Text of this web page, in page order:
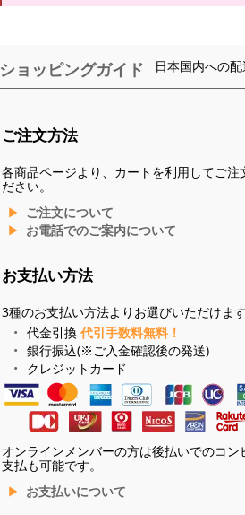
ショッピングガイド 日本国内への
ご注文方法
各商品ページより、カートを利用してご注
ださい。
ご注文について
お電話でのご案内について
お支払い方法
3種のお支払い方法よりお選びいただけます
代金引換 代引手数料無料！
銀行振込(※ご入金確認後の発送)
クレジットカード
オンラインメンバーの方は後払いでのコン
支払も可能です。
お支払いについて